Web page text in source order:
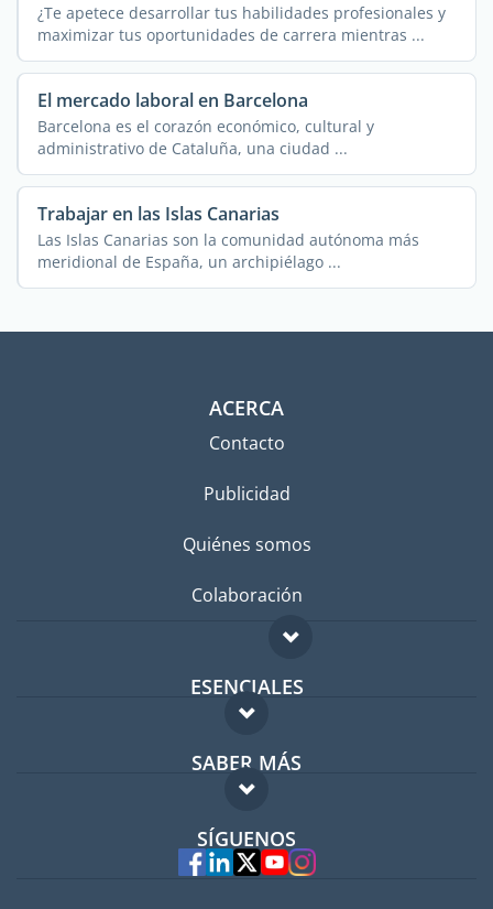
¿Te apetece desarrollar tus habilidades profesionales y
maximizar tus oportunidades de carrera mientras ...
El mercado laboral en Barcelona
Barcelona es el corazón económico, cultural y
administrativo de Cataluña, una ciudad ...
Trabajar en las Islas Canarias
Las Islas Canarias son la comunidad autónoma más
meridional de España, un archipiélago ...
ACERCA
Contacto
Publicidad
Quiénes somos
Colaboración
ESENCIALES
Foro para expatriados
Guía para expatriados
Trabajos en el extranjero
SABER MÁS
FAQ
Expertos
SÍGUENOS